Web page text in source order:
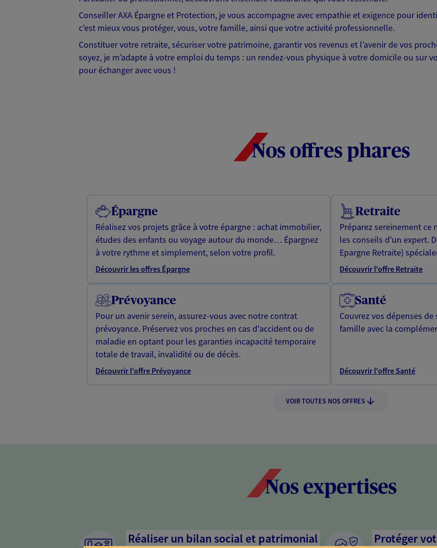
Conseiller AXA Épargne et Protection, je vous accompagne avec empathie et exigence pour
c'est mieux vous protéger, vous, votre famille, ainsi que votre activité professionnelle.
Constituer votre retraite, sécuriser votre patrimoine, garantir vos revenus et l’avenir de vos
soyez, je m’adapte à votre emploi du temps : un rendez-vous physique à votre domicile ou sur
pour échanger avec vous !
Nos offres phares
Épargne
Réalisez vos projets grâce à votre épargne : achat immobilier,
études des enfants ou voyage autour du monde… Épargnez
à votre rythme et simplement, selon votre profil.
Découvrir les offres Épargne
Retraite
Préparez sereinement ce
les conseils d'un expert.
Epargne Retraite)
Découvrir l'offre Retraite
Prévoyance
Pour un avenir serein, assurez-vous avec notre contrat
prévoyance. Préservez vos proches en cas d'accident ou de
maladie en optant pour les garanties incapacité temporaire
totale de travail, invalidité ou de décès.
Découvrir l'offre Prévoyance
Santé
Couvrez vos dépenses
famille avec la
Découvrir l'offre Santé
VOIR TOUTES NOS OFFRES
Nos expertises
Réaliser un bilan social et patrimonial
Protéger